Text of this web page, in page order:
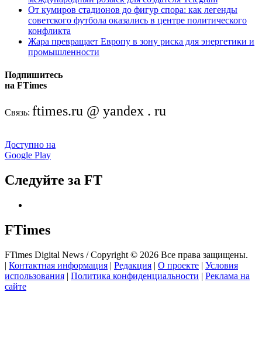
От кумиров стадионов до фигур спора: как легенды
советского футбола оказались в центре политического
конфликта
Жара превращает Европу в зону риска для энергетики и
промышленности
Подпишитесь
на FTimes
Связь: ftimes.ru @ yandex . ru
Доступно на
Google Play
Следуйте за FT
FTimes
FTimes Digital News / Copyright © 2026 Все права защищены.
| Контактная информация | Редакция | О проекте | Условия
использования | Политика конфиденциальности | Реклама на
сайте